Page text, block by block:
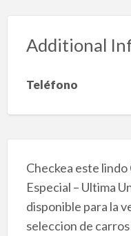
Additional
Teléfono
Checkea este lindo
Especial – Ultima
disponible para la
seleccion de carros